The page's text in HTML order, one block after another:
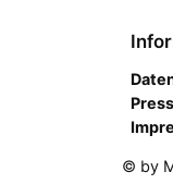
© by